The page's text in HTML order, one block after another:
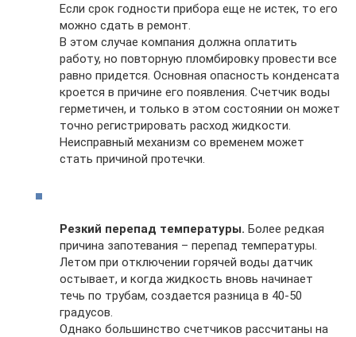
Если срок годности прибора еще не истек, то его
можно сдать в ремонт.
В этом случае компания должна оплатить
работу, но повторную пломбировку провести все
равно придется. Основная опасность конденсата
кроется в причине его появления. Счетчик воды
герметичен, и только в этом состоянии он может
точно регистрировать расход жидкости.
Неисправный механизм со временем может
стать причиной протечки.
Резкий перепад температуры. Более редкая
причина запотевания – перепад температуры.
Летом при отключении горячей воды датчик
остывает, и когда жидкость вновь начинает
течь по трубам, создается разница в 40-50
градусов.
Однако большинство счетчиков рассчитаны на